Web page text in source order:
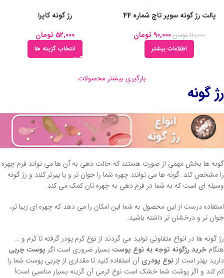
پالت رژ گونه سوپر تاچ شماره 44
110,000 تومان 90,000 تومان
اطلاعات بیشتر
رژ گونه کاپرا
52,000 تومان
انتخاب گزینه ها
بارگیری بیشتر محصولات
رژ گونه
گونه ها بخش مهمی از صورت هستند که حالت دهی به آن ها می تواند فرم چهره
را مشخص کند. گونه ها می توانند چهره شما را جوان تر و یا پیرتر کنند و رژ گونه
وسیله ای است که به شما در فرم دهی به چهره تان کمک می کند.
استفاده درست از این محصول به شما این امکان را می دهد که چهره ای زیبا تر،
جوان تر و درخشان تر داشته باشید.
رژ گونه ها در انواع متفاوتی تولید می گردند از نوع کرم پودر گرفته تا کرم و …
هنگامخرید رژگونه توجه به نوع پوست بسیار ضروری است اگر پوست چربی
دارید بهتر است ازنوع پودریآن استفاده کنید تا مقداری از چربی پوست شما را
کم کند و اگر پوشت شما خشک است نوع کرمی آن گزینه بسیار مناسبی است!